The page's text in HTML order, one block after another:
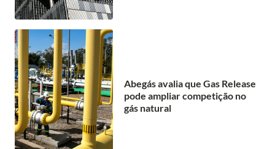
Abegás avalia que Gas Release
pode ampliar competição no
gás natural